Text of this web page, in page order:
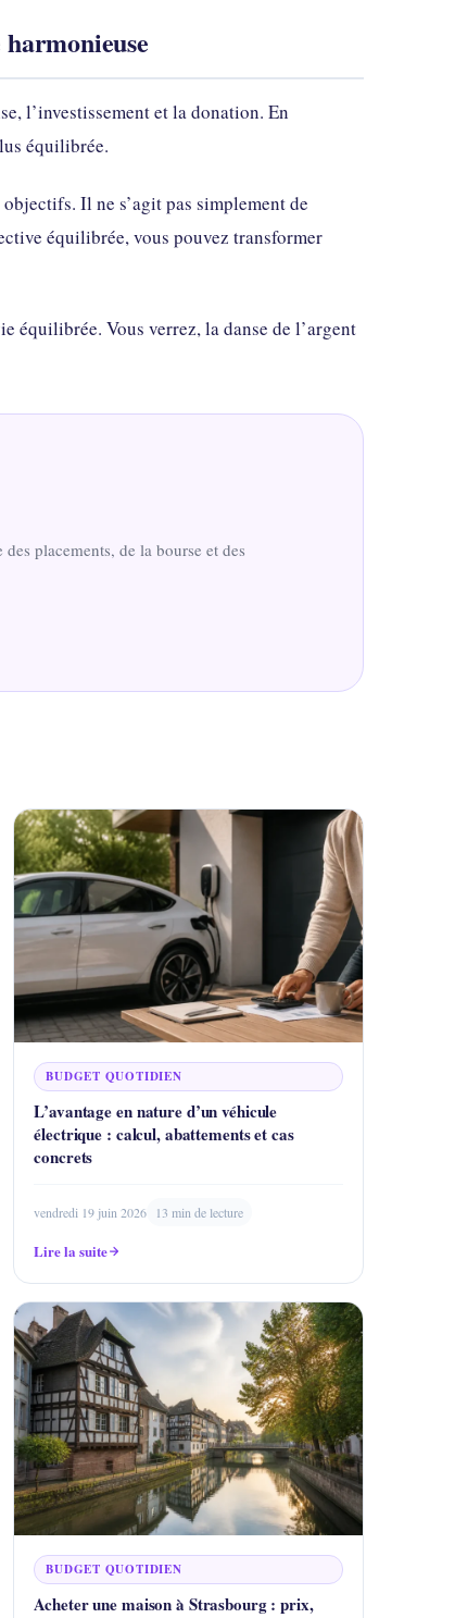
l’investissement et la donation. En
équilibrée.
Il ne s’agit pas simplement de
équilibrée, vous pouvez transformer
équilibrée. Vous verrez, la danse de l’argent
placements, de la bourse et des
BUDGET QUOTIDIEN
L’avantage en nature d’un véhicule
électrique : calcul, abattements et cas
concrets
vendredi 19 juin 2026 13 min de lecture
Lire la suite
BUDGET QUOTIDIEN
Acheter une maison à Strasbourg : prix,